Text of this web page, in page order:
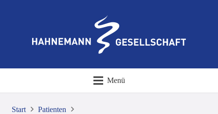
Menü
Start
Patienten